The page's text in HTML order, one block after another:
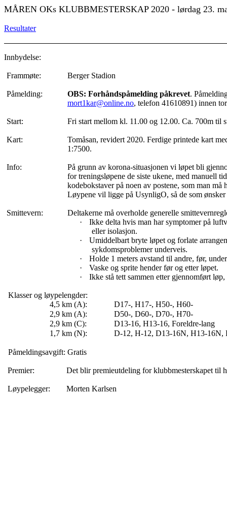
MÅREN OKs KLUBBMESTERSKAP 2020 - lørdag
Resultater
Innbydelse:
Frammøte: Berger Stadion
Påmelding: OBS: Forhåndspåmelding påkrevet.
mort1kar@online.no, telefon 41610891) innen
Start: Fri start mellom kl. 11.00 og 12.00. Ca. 700m til
Kart: Tomåsan, revidert 2020. Ferdige printedekart
1:7500.
Info: På grunn av korona-situasjonen vi løpet bli
for treningsløpene de siste ukene, med manuell
kodebokstaver på noen av postene, som man må
Løypene vil ligge på UsynligO, så de som
Smittevern:
Deltakerne må overholde generelle
·
Ikke delta hvis man har symptomer på
eller isolasjon.
·
Umiddelbart bryte løpet og forlate
sykdomsproblemer underveis.
·
Holde 1 meters avstand til andre, før,
·
Vaske og sprite hender før og etter løpet.
·
Ikke stå tett sammen etter gjennomført
Klasser og løypelengder:
4,5 km (A):
D17-, H17-, H50-, H60-
2,9 km (A):
D50-, D60-, D70-, H70-
2,9 km (C):
D13-16, H13-16, Foreldre-lang
1,7 km (N):
D-12, H-12, D13-16N, H13-16N,
Påmeldingsavgift: Gratis
Premier: Det blir premieutdeling for klubbmesterskapet til
Løypelegger: Morten Karlsen